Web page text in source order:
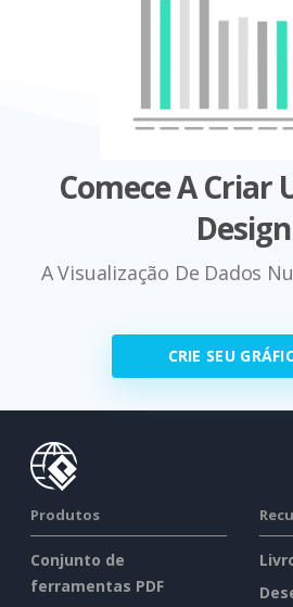
Comece A Criar
Design
A Visualização De Dados
CRIE SEU
Produtos
Conjunto de
ferramentas PDF